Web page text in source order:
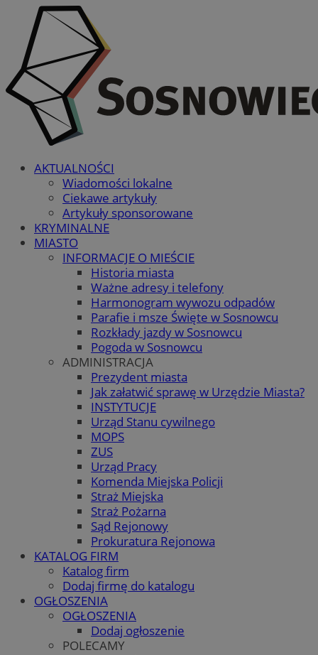
AKTUALNOŚCI
Wiadomości lokalne
Ciekawe artykuły
Artykuły sponsorowane
KRYMINALNE
MIASTO
INFORMACJE O MIEŚCIE
Historia miasta
Ważne adresy i telefony
Harmonogram wywozu odpadów
Parafie i msze Święte w Sosnowcu
Rozkłady jazdy w Sosnowcu
Pogoda w Sosnowcu
ADMINISTRACJA
Prezydent miasta
Jak załatwić sprawę w Urzędzie Miasta?
INSTYTUCJE
Urząd Stanu cywilnego
MOPS
ZUS
Urząd Pracy
Komenda Miejska Policji
Straż Miejska
Straż Pożarna
Sąd Rejonowy
Prokuratura Rejonowa
KATALOG FIRM
Katalog firm
Dodaj firmę do katalogu
OGŁOSZENIA
OGŁOSZENIA
Dodaj ogłoszenie
POLECAMY